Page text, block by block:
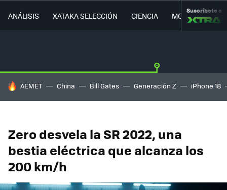
ANÁLISIS XATAKA SELECCIÓN CIENCIA MOVILIDAD
Suscríbete a
HOY SE HABLA DE
AEMET China Bill Gates Generación Z iPhone 18
Zero desvela la SR 2022, una
bestia eléctrica que alcanza los
200 km/h